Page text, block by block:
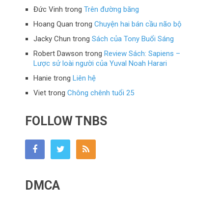
Đức Vinh trongTrên đường băng
Hoang Quan trongChuyện hai bán cầu não bộ
Jacky Chun trongSách của Tony Buổi Sáng
Robert Dawson trongReview Sách: Sapiens –
Lược sử loài người của Yuval Noah Harari
Hanie trongLiên hệ
Viet trongChông chênh tuổi 25
FOLLOW TNBS
DMCA